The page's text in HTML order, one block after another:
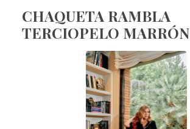
CHAQUETA RAMBLA
TERCIOPELO MARRÓN